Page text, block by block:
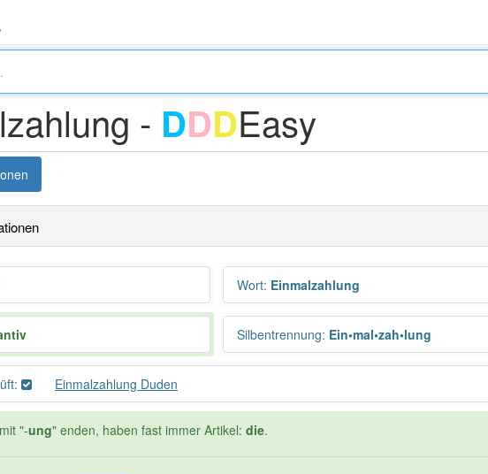
- DDDEasy
Wort: Einmalzahlung
Silbentrennung: Ein•mal•zah•lung
Einmalzahlung Duden
"-ung" enden, haben fast immer Artikel: die.